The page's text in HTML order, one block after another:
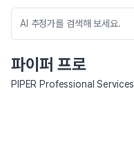
파이퍼 프로
PIPER Professional Services